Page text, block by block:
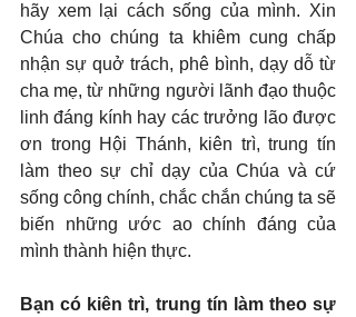
hãy xem lại cách sống của mình. Xin
Chúa cho chúng ta khiêm cung chấp
nhận sự quở trách, phê bình, dạy dỗ từ
cha mẹ, từ những người lãnh đạo thuộc
linh đáng kính hay các trưởng lão được
ơn trong Hội Thánh, kiên trì, trung tín
làm theo sự chỉ dạy của Chúa và cứ
sống công chính, chắc chắn chúng ta sẽ
biến những ước ao chính đáng của
mình thành hiện thực.
Bạn có kiên trì, trung tín làm theo sự